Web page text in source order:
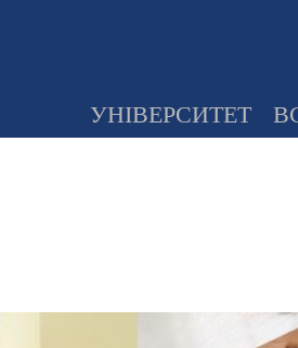
УНІВЕРСИТЕТ